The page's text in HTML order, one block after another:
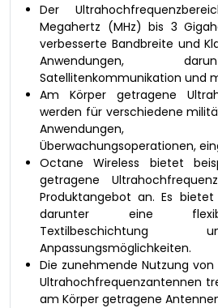
Der
Megahertz (MHz) bis 3
verbesserte Bandbreite und
Anwendungen,
Satellitenkommunikation und
Am Körper getragene
werden für verschiedene
Anwendungen,
Überwachungsoperationen,
Octane Wireless bietet
getragene
Produktangebot an. Es
darunter eine
Textilbeschichtung
Anpassungsmöglichkeiten.
Die zunehmende Nutzung
Ultrahochfrequenzantennen
am Körper getragene